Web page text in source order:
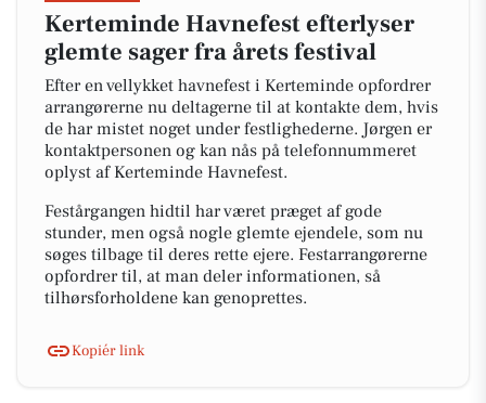
Kerteminde Havnefest efterlyser
glemte sager fra årets festival
Efter en vellykket havnefest i Kerteminde opfordrer
arrangørerne nu deltagerne til at kontakte dem, hvis
de har mistet noget under festlighederne. Jørgen er
kontaktpersonen og kan nås på telefonnummeret
oplyst af Kerteminde Havnefest.
Festårgangen hidtil har været præget af gode
stunder, men også nogle glemte ejendele, som nu
søges tilbage til deres rette ejere. Festarrangørerne
opfordrer til, at man deler informationen, så
tilhørsforholdene kan genoprettes.
Kopiér link